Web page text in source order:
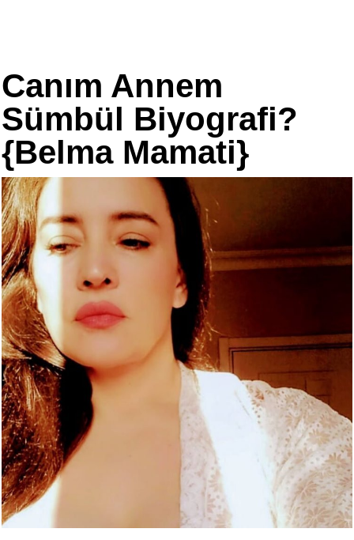
Canım Annem
Sümbül Biyografi?
{Belma Mamati}